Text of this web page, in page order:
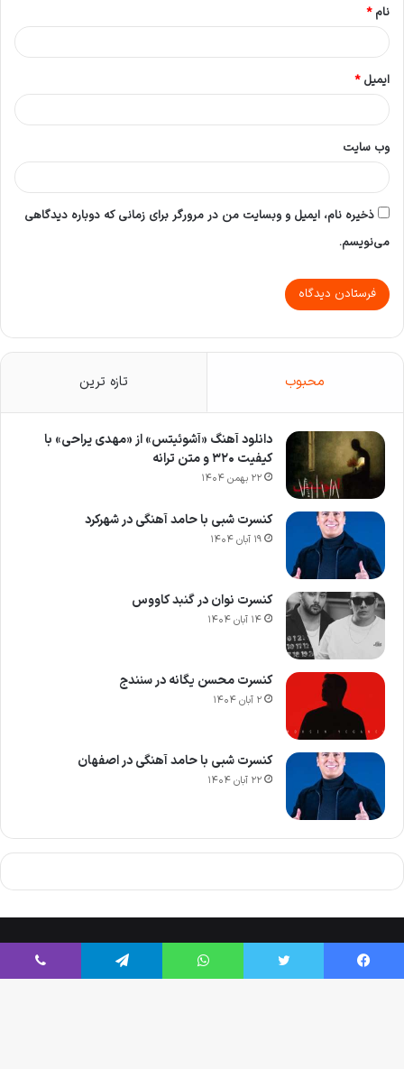
نام*
ایمیل*
وب‌ سایت
ذخیره نام، ایمیل و وبسایت من در مرورگر برای زمانی که دوباره دیدگاهی
می‌نویسم.
محبوب تازه ترین
دانلود آهنگ «آشوئیتس» از «مهدی یراحی» با
کیفیت ۳۲۰ و متن ترانه
۲۲ بهمن ۱۴۰۴
کنسرت شبی با حامد آهنگی در شهرکرد
۱۹ آبان ۱۴۰۴
کنسرت نوان در گنبد کاووس
۱۴ آبان ۱۴۰۴
کنسرت محسن یگانه در سنندج
۲ آبان ۱۴۰۴
کنسرت شبی با حامد آهنگی در اصفهان
۲۲ آبان ۱۴۰۴
فیسبوک توییتر واتس آپ تلگرام وایبر